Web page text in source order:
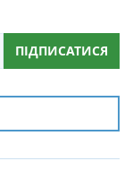
ПІДПИСАТИСЯ